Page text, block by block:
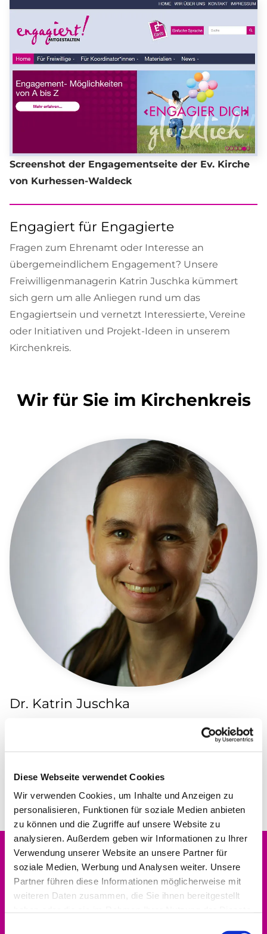
Diese Webseite verwendet Cookies
Wir verwenden Cookies, um Inhalte und Anzeigen zu
personalisieren, Funktionen für soziale Medien anbieten
zu können und die Zugriffe auf unsere Website zu
analysieren. Außerdem geben wir Informationen zu Ihrer
Verwendung unserer Website an unsere Partner für
soziale Medien, Werbung und Analysen weiter. Unsere
Partner führen diese Informationen möglicherweise mit
weiteren Daten zusammen, die Sie ihnen bereitgestellt
Screenshot der Engagementseite der Ev. Kirche
von Kurhessen-Waldeck
Engagiert für Engagierte
Fragen zum Ehrenamt oder Interesse an
übergemeindlichem Engagement? Unsere
Freiwilligenmanagerin Katrin Juschka kümmert
sich gern um alle Anliegen rund um das
Engagiertsein und vernetzt Interessierte, Vereine
oder Initiativen und Projekt-Ideen in unserem
Kirchenkreis.
Wir für Sie im Kirchenkreis
Dr. Katrin Juschka
E-Mailkatrin.juschka@ekkw.de
Telefon0561 9378-17023
Evangelischer Kirchenkreis Hofgeismar-